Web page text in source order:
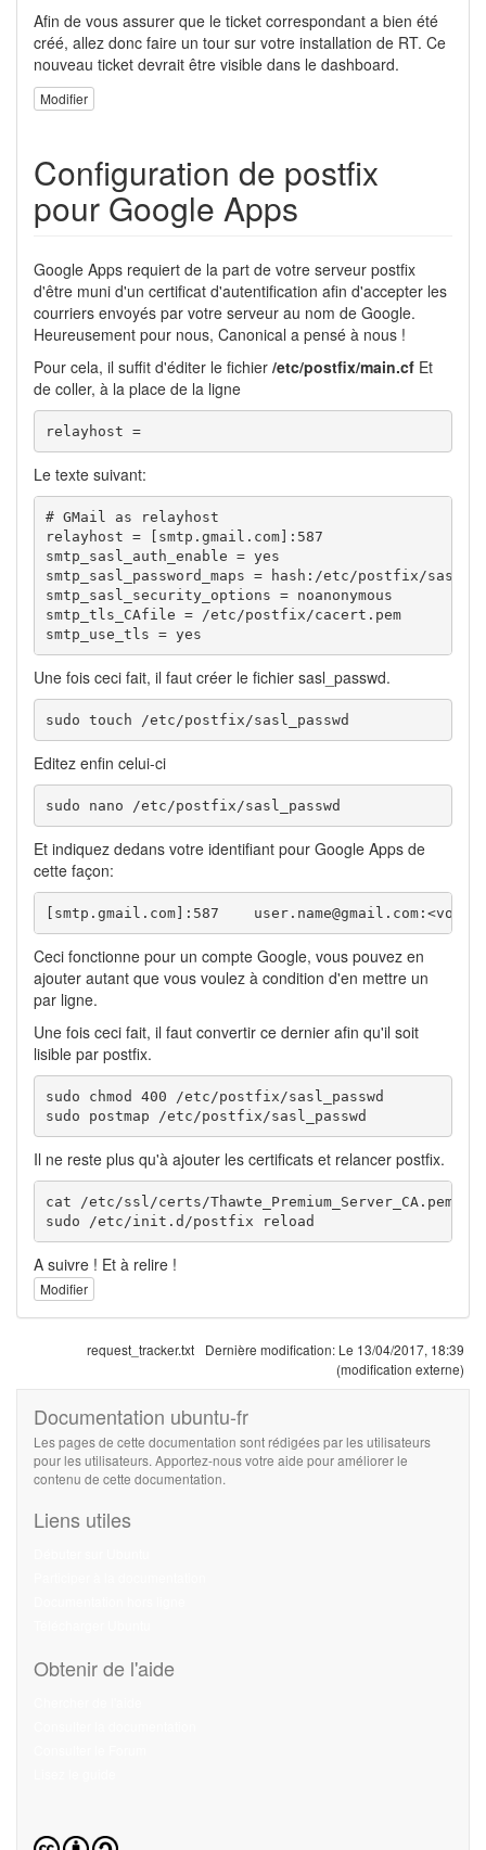
Afin de vous assurer que le ticket correspondant a bien été
créé, allez donc faire un tour sur votre installation de RT. Ce
nouveau ticket devrait être visible dans le dashboard.
Modifier
Configuration de postfix
pour Google Apps
Google Apps requiert de la part de votre serveur postfix
d'être muni d'un certificat d'autentification afin d'accepter les
courriers envoyés par votre serveur au nom de Google.
Heureusement pour nous, Canonical a pensé à nous !
Pour cela, il suffit d'éditer le fichier /etc/postfix/main.cf Et
de coller, à la place de la ligne
relayhost =
Le texte suivant:
# GMail as relayhost
relayhost = [smtp.gmail.com]:587
smtp_sasl_auth_enable = yes
smtp_sasl_password_maps = hash:/etc/postfix/
smtp_sasl_security_options = noanonymous
smtp_tls_CAfile = /etc/postfix/cacert.pem
smtp_use_tls = yes
Une fois ceci fait, il faut créer le fichier sasl_passwd.
sudo touch /etc/postfix/sasl_passwd
Editez enfin celui-ci
sudo nano /etc/postfix/sasl_passwd
Et indiquez dedans votre identifiant pour Google Apps de
cette façon:
[smtp.gmail.com]:587    user.name@gmail.com:<votre
Ceci fonctionne pour un compte Google, vous pouvez en
ajouter autant que vous voulez à condition d'en mettre un
par ligne.
Une fois ceci fait, il faut convertir ce dernier afin qu'il soit
lisible par postfix.
sudo chmod 400 /etc/postfix/sasl_passwd
sudo postmap /etc/postfix/sasl_passwd
Il ne reste plus qu'à ajouter les certificats et relancer postfix.
cat /etc/ssl/certs/
sudo /etc/init.d/postfix reload
A suivre ! Et à relire !
Modifier
request_tracker.txt Dernière modification: Le 13/04/2017, 18:39
(modification externe)
Documentation ubuntu-fr
Les pages de cette documentation sont rédigées par les utilisateurs
pour les utilisateurs. Apportez-nous votre aide pour améliorer le
contenu de cette documentation.
Liens utiles
Obtenir de l'aide